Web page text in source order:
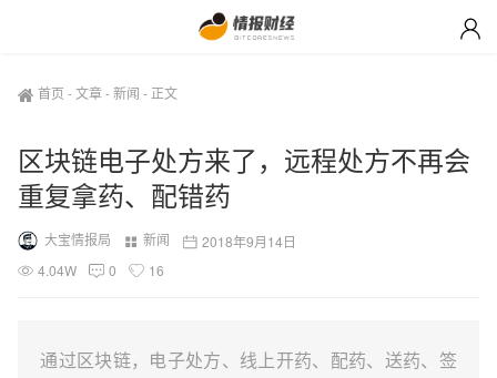
首页 -文章-新闻 - 正文
区块链电子处方来了，远程处方不再会
重复拿药、配错药
大宝情报局 新闻
2018年9月14日
4.04W
0 16
通过区块链，电子处方、线上开药、配药、送药、签